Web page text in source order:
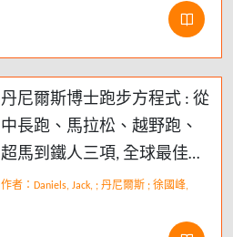
丹尼爾斯博士跑步方程式 : 從
中長跑、馬拉松、越野跑、
超馬到鐵人三項, 全球最佳跑
步教練的訓練全指南
作者：Daniels, Jack, ; 丹尼爾斯 ; 徐國峰,